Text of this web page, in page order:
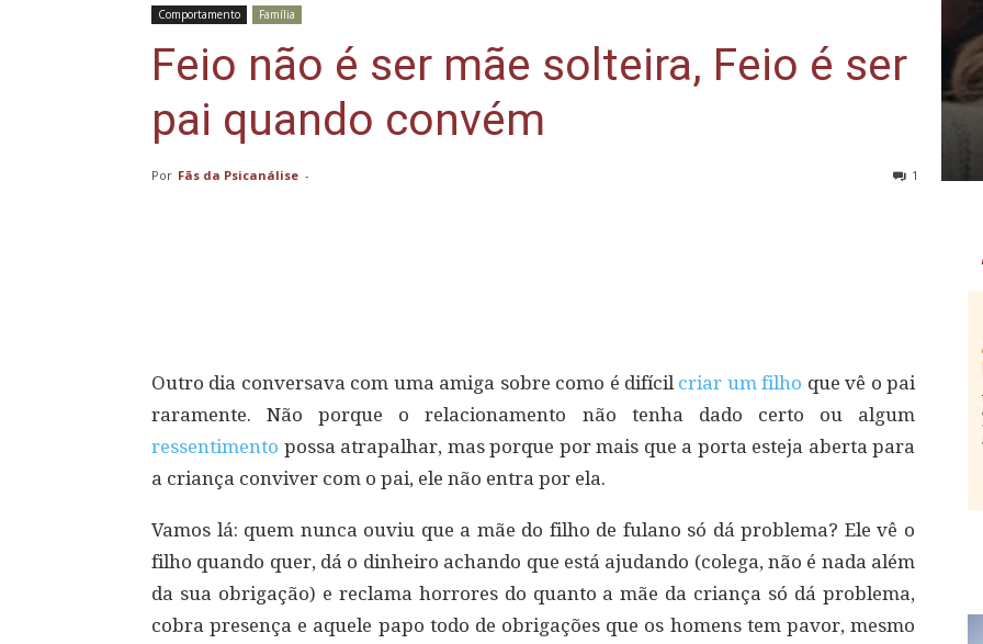
Comportamento Família
Feio não é ser mãe solteira, Feio é ser
pai quando convém
Por Fãs da Psicanálise - 1
Outro dia conversava com uma amiga sobre como é difícil criar um filho que vê o pai
raramente. Não porque o relacionamento não tenha dado certo ou algum
ressentimento possa atrapalhar, mas porque por mais que a porta esteja aberta para
a criança conviver com o pai, ele não entra por ela.
Vamos lá: quem nunca ouviu que a mãe do filho de fulano só dá problema? Ele vê o
filho quando quer, dá o dinheiro achando que está ajudando (colega, não é nada além
da sua obrigação) e reclama horrores do quanto a mãe da criança só dá problema,
cobra presença e aquele papo todo de obrigações que os homens tem pavor, mesmo